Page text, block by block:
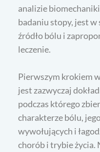
analizie
badaniu stopy, jest
źródło bólu i
leczenie.
Pierwszym krokiem
jest zazwyczaj
podczas którego
charakterze bólu,
wywołujących i
chorób i trybie życia.